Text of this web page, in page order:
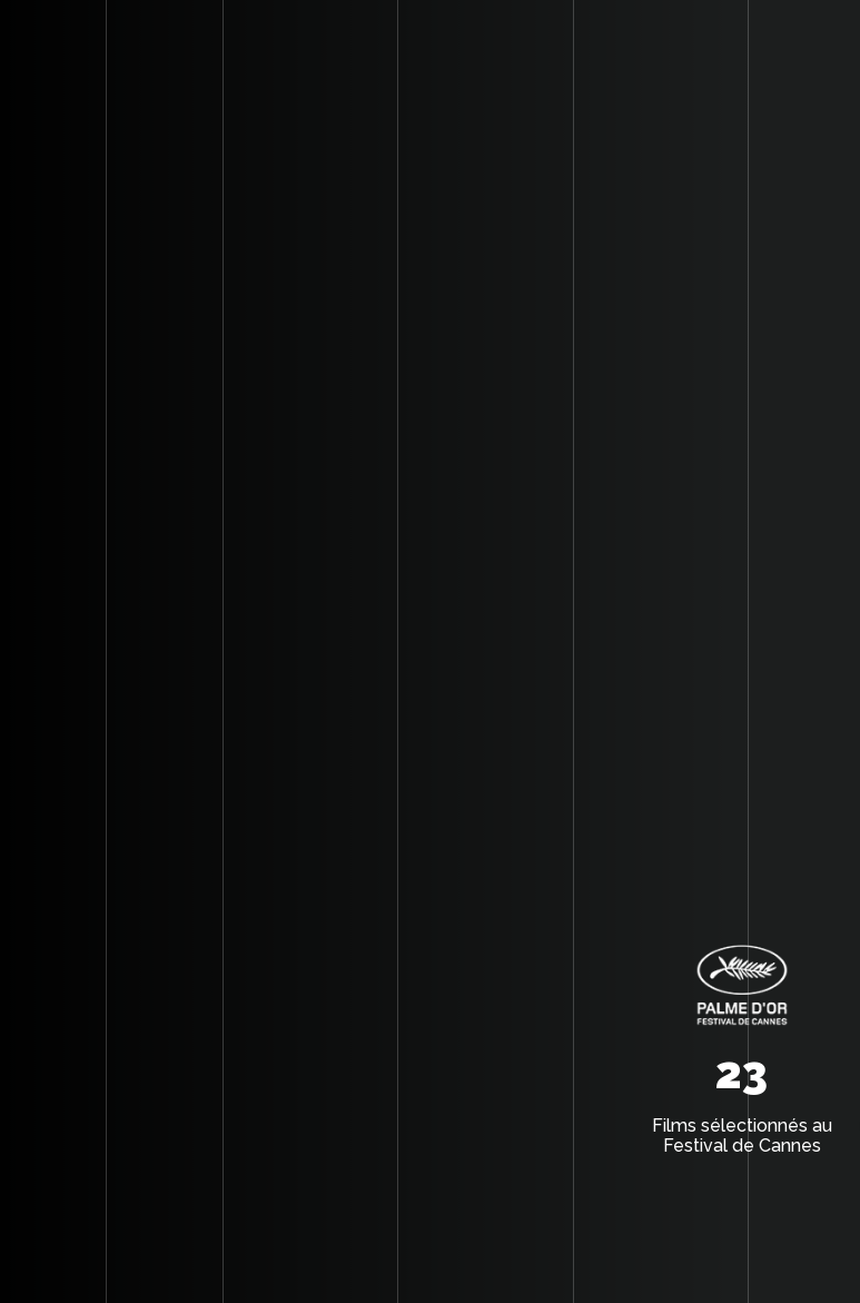
23
Films sélectionnés au
Festival de Cannes